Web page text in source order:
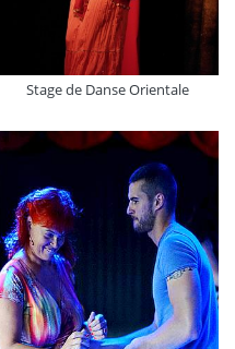
Stage de Danse Orientale